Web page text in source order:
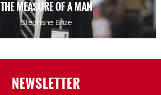
THE MEASURE OF A MAN
Stéphane Brizé
NEWSLETTER